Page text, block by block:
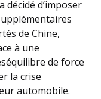
décidé d’imposer
de Chine,
à une
de force
la crise
automobile.